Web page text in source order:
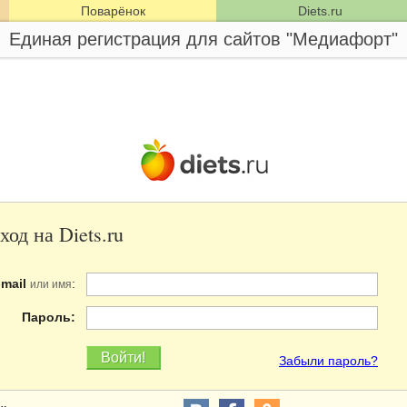
Поварёнок Diets.ru
Единая регистрация для сайтов "Медиафорт"
на Diets.ru
или имя:
Пароль:
Забыли пароль?